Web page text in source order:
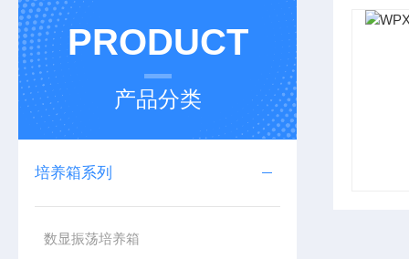
PRODUCT
产品分类
培养箱系列
数显振荡培养箱